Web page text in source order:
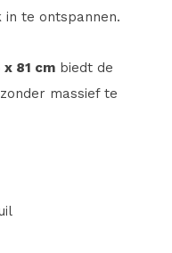
te ontspannen.
x 81 cm biedt de
massief te